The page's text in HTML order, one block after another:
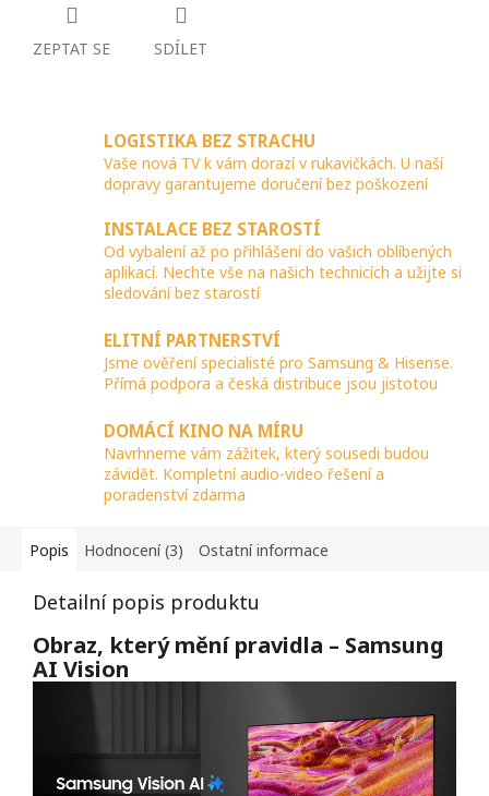
ZEPTAT SE SDÍLET
LOGISTIKA BEZ STRACHU
Vaše nová TV k vám dorazí v rukavičkách. U naší
dopravy garantujeme doručení bez poškození
INSTALACE BEZ STAROSTÍ
Od vybalení až po přihlášení do vašich oblíbených
aplikací. Nechte vše na našich technicích a užijte si
sledování bez starostí
ELITNÍ PARTNERSTVÍ
Jsme ověření specialisté pro Samsung & Hisense.
Přímá podpora a česká distribuce jsou jistotou
DOMÁCÍ KINO NA MÍRU
Navrhneme vám zážitek, který sousedi budou
závidět. Kompletní audio-video řešení a
poradenství zdarma
Popis Hodnocení (3) Ostatní informace
Detailní popis produktu
Obraz, který mění pravidla – Samsung
AI Vision